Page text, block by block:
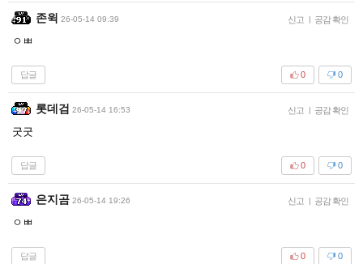
존윅 26-05-14 09:39 신고 | 공감 확인
ㅇㅃ
답글 0
0
롯데검 26-05-14 16:53 신고 | 공감 확인
굿굿
답글 0
0
은지곰 26-05-14 19:26 신고 | 공감 확인
ㅇㅃ
답글 0
0